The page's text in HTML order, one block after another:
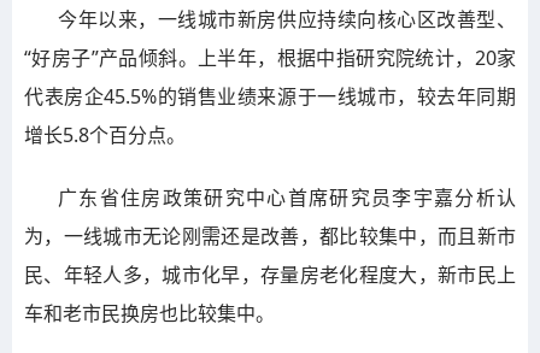
今年以来，一线城市新房供应持续向核心区改善型、
“好房子”产品倾斜。上半年，根据中指研究院统计，20家
代表房企45.5%的销售业绩来源于一线城市，较去年同期
增长5.8个百分点。
广东省住房政策研究中心首席研究员李宇嘉分析认
为，一线城市无论刚需还是改善，都比较集中，而且新市
民、年轻人多，城市化早，存量房老化程度大，新市民上
车和老市民换房也比较集中。